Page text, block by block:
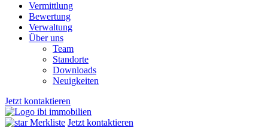
Vermittlung
Bewertung
Verwaltung
Über uns
Team
Standorte
Downloads
Neuigkeiten
Jetzt kontaktieren
Merkliste Jetzt kontaktieren